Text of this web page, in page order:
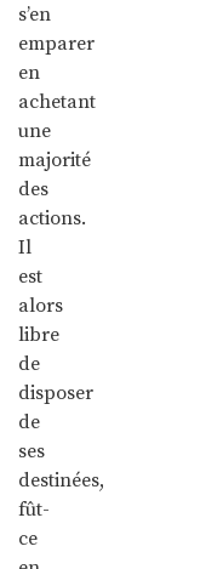
s’en
emparer
en
achetant
une
majorité
des
actions.
Il
est
alors
libre
de
disposer
de
ses
destinées,
fût-
ce